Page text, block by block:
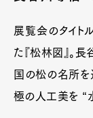
展覧会のタイト
た『松林図』。
国の松の名所を
極の人工美を “